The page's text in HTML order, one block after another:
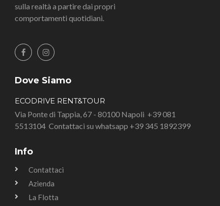
sulla realtà a partire dai propri
comportamenti quotidiani.
Dove Siamo
ECODRIVE RENT&TOUR
Via Ponte di Tappia, 67 - 80100 Napoli +39 081
5513104 Contattaci su whatsapp +39 345 1892399
Info
Contattaci
Azienda
La Flotta